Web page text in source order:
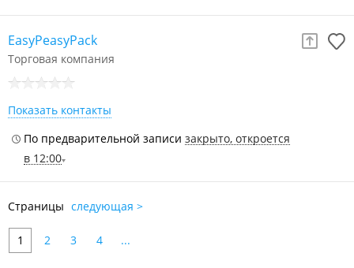
EasyPeasyPack
Торговая компания
Показать контакты
По предварительной записи закрыто, откроется
в 12:00
Страницы следующая >
1 2 3 4 ...